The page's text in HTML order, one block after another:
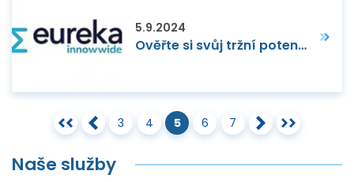
5.9.2024
Ověřte si svůj tržní potenciál na mimoevropských trzích
3 4 5 6 7
Naše služby